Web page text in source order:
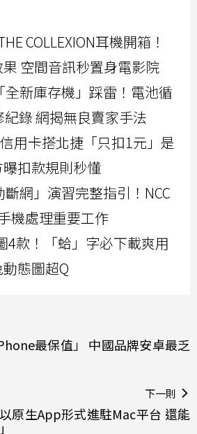
COLLEXION耳機開箱！
空間音訊秒置身電影院
新庫存機」踩雷！電池循
錄 網揭無良賣家手法
用卡搭北捷「只扣1元」是
扣款規則秒懂
網」演習完整指引！NCC
機處理重要工作
4款！「蛤」字必下載爽用
態圖超Q
最保值」 中國品牌安卓最乏
下一則
原生App形式進駐Mac平台 還能